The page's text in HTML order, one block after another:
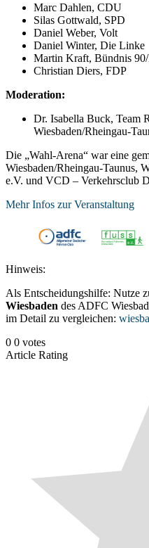
Marc Dahlen, CDU
Silas Gottwald, SPD
Daniel Weber, Volt
Daniel Winter, Die Linke
Martin Kraft, Bündnis
Christian Diers, FDP
Moderation:
Dr. Isabella Buck, Team
Wiesbaden/Rheingau-
Die „Wahl-Arena“ war eine
Wiesbaden/Rheingau-Taunus,
e.V. und VCD – Verkehrsclub
Mehr Infos zur Veranstaltung
Hinweis:
Als Entscheidungshilfe: Nutze
Wiesbaden des ADFC
im Detail zu vergleichen:
0 0 votes
Article Rating